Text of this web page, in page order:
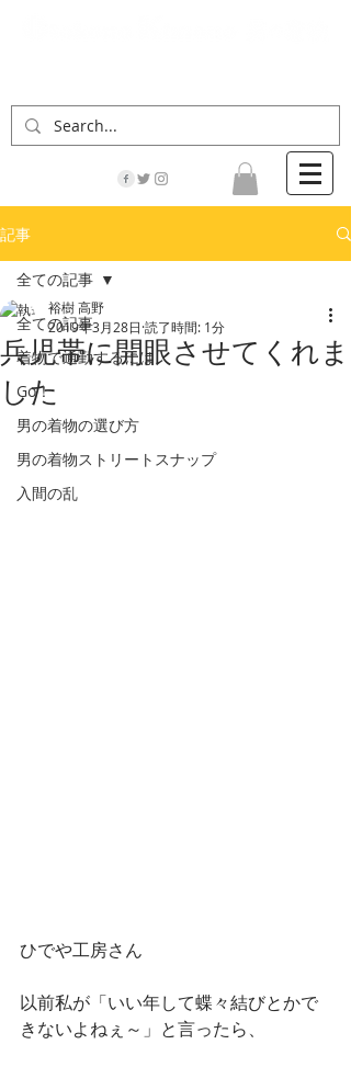
記事
全ての記事
着物で通勤するには
Go！
男の着物の選び方
男の着物ストリートスナップ
入間の乱
全ての記事
兵児帯に開眼させてくれま
した
裕樹 高野
2019年3月28日 読了時間: 1分
ひでや工房さん
以前私が「いい年して蝶々結びとかで
きないよねぇ～」と言ったら、